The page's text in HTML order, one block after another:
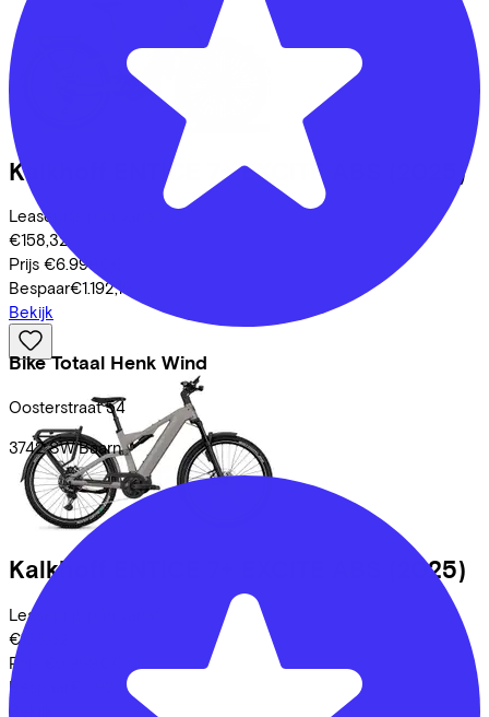
Bike Totaal Henk Wind
Oosterstraat 54
3742 SW Baarn
Kalkhoff ENTICE 7+ EXCITE ABS (2025)
Leaseprijs p/m vanaf
€158,32
Prijs €6.999,00
Bespaar€1.192,19
Bekijk
Kalkhoff (2025)
Leaseprijs p/m vanaf
€158,32
Prijs
Bespaar
€1.192,19
Bekijk